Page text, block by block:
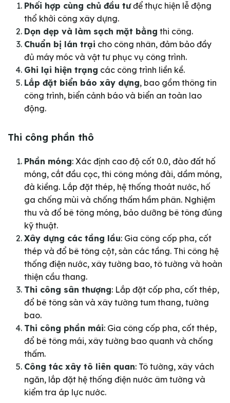
Phối hợp cùng chủ đầu tưđể thực hiện lễ động
thổ khởi công xây dựng.
Dọn dẹp và làm sạch mặt bằng thi công.
Chuẩn bị lán trại cho công nhân, đảm bảo đầy
đủ máy móc và vật tư phục vụ công trình.
Ghi lại hiện trạng các công trình liền kề.
Lắp đặt biển báo xây dựng, bao gồm thông tin
công trình, biển cảnh báo và biển an toàn lao
động.
Thi công phần thô
Phần móng: Xác định cao độ cốt 0.0, đào đất hố
móng, cắt đầu cọc, thi công móng đài, dầm móng,
đà kiềng. Lắp đặt thép, hệ thống thoát nước, hố
ga chống mùi và chống thấm hầm phân. Nghiệm
thu và đổ bê tông móng, bảo dưỡng bê tông đúng
kỹ thuật.
Xây dựng các tầng lầu: Gia công cốp pha, cốt
thép và đổ bê tông cột, sàn các tầng. Thi công hệ
thống điện nước, xây tường bao, tô tường và hoàn
thiện cầu thang.
Thi công sân thượng: Lắp đặt cốp pha, cốt thép,
đổ bê tông sàn và xây tường tum thang, tường
bao.
Thi công phần mái: Gia công cốp pha, cốt thép,
đổ bê tông mái, xây tường bao quanh và chống
thấm.
Công tác xây tô liên quan: Tô tường, xây vách
ngăn, lắp đặt hệ thống điện nước âm tường và
kiểm tra áp lực nước.